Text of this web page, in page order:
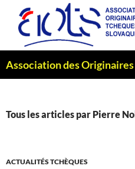
contenu
Tous les articles par Pierre
ACTUALITÉS TCHÈQUES